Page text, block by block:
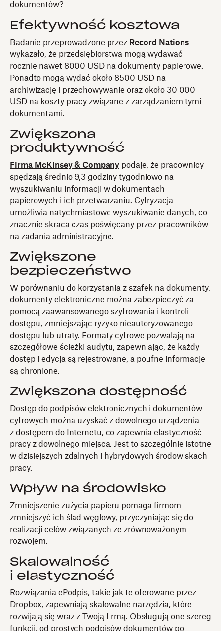
dokumentów?
Efektywność kosztowa
Badanie przeprowadzone przez Record Nations
wykazało, że przedsiębiorstwa mogą wydawać
rocznie nawet 8000 USD na dokumenty papierowe.
Ponadto mogą wydać około 8500 USD na
archiwizację i przechowywanie oraz około 30 000
USD na koszty pracy związane z zarządzaniem tymi
dokumentami.
Zwiększona
produktywność
Firma McKinsey & Company podaje, że pracownicy
spędzają średnio 9,3 godziny tygodniowo na
wyszukiwaniu informacji w dokumentach
papierowych i ich przetwarzaniu. Cyfryzacja
umożliwia natychmiastowe wyszukiwanie danych, co
znacznie skraca czas poświęcany przez pracowników
na zadania administracyjne.
Zwiększone
bezpieczeństwo
W porównaniu do korzystania z szafek na dokumenty,
dokumenty elektroniczne można zabezpieczyć za
pomocą zaawansowanego szyfrowania i kontroli
dostępu, zmniejszając ryzyko nieautoryzowanego
dostępu lub utraty. Formaty cyfrowe pozwalają na
szczegółowe ścieżki audytu, zapewniając, że każdy
dostęp i edycja są rejestrowane, a poufne informacje
są chronione.
Zwiększona dostępność
Dostęp do podpisów elektronicznych i dokumentów
cyfrowych można uzyskać z dowolnego urządzenia
z dostępem do Internetu, co zapewnia elastyczność
pracy z dowolnego miejsca. Jest to szczególnie istotne
w dzisiejszych zdalnych i hybrydowych środowiskach
pracy.
Wpływ na środowisko
Zmniejszenie zużycia papieru pomaga firmom
zmniejszyć ich ślad węglowy, przyczyniając się do
realizacji celów związanych ze zrównoważonym
rozwojem.
Skalowalność
i elastyczność
Rozwiązania ePodpis, takie jak te oferowane przez
Dropbox, zapewniają skalowalne narzędzia, które
rozwijają się wraz z Twoją firmą. Obsługują one szereg
funkcji, od prostych podpisów dokumentów po